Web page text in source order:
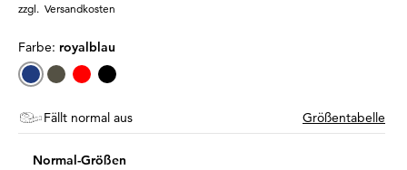
zzgl. Versandkosten
Farbe: royalblau
Fällt normal aus Größentabelle
Normal-Größen